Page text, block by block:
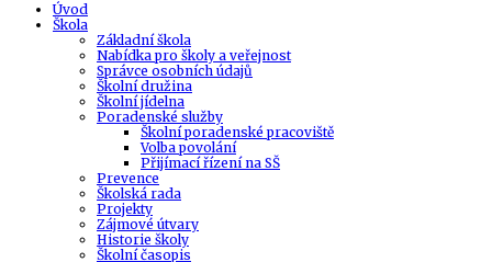
Úvod
Škola
Základní škola
Nabídka pro školy a veřejnost
Správce osobních údajů
Školní družina
Školní jídelna
Poradenské služby
Školní poradenské pracoviště
Volba povolání
Přijímací řízení na SŠ
Prevence
Školská rada
Projekty
Zájmové útvary
Historie školy
Školní časopis